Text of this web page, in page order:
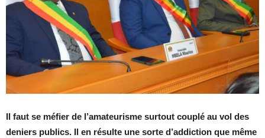
Il faut se méfier de l’amateurisme surtout couplé au vol des
deniers publics. Il en résulte une sorte d’addiction que même